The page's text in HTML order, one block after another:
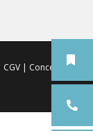
CGV| Conception